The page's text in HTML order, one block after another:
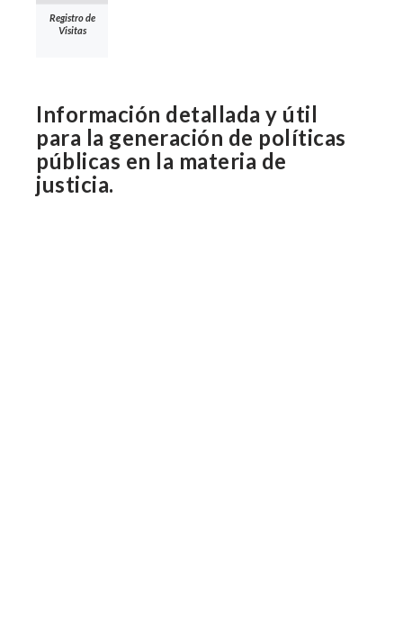
Registro de
Visitas
Información detallada y útil
para la generación de políticas
públicas en la materia de
justicia.